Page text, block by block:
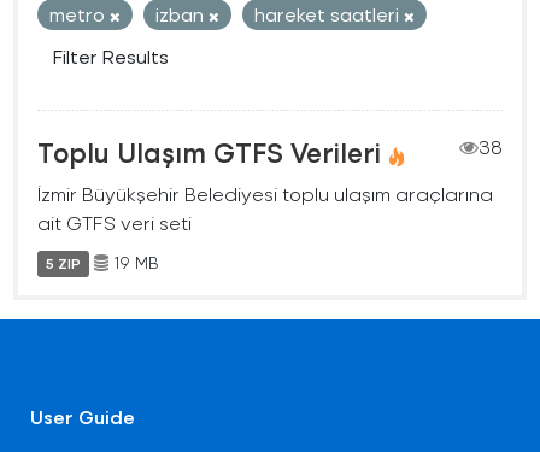
metro
izban
hareket saatleri
Filter Results
Toplu Ulaşım GTFS Verileri
38
İzmir Büyükşehir Belediyesi toplu ulaşım araçlarına
ait GTFS veri seti
5 ZIP 19 MB
User Guide